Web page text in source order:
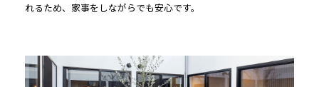
れるため、家事をしながらでも安心です。